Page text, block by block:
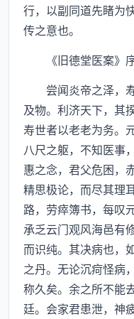
行，以副同道先睹为
传之意也。
《旧德堂医案》
尝闻炎帝之泽，寿
及物。利济天下，其
寿世者以老老为务。
八尺之躯，不知医事
惠之念，君父危困，
精思极论，而尽其理
路，劳瘁簿书，每叹
承乏云门观风海邑有
而识纯。其决病也，
之丹。无论沉疴怪病
称久矣。余之所不能
廷。会家君患泄，神